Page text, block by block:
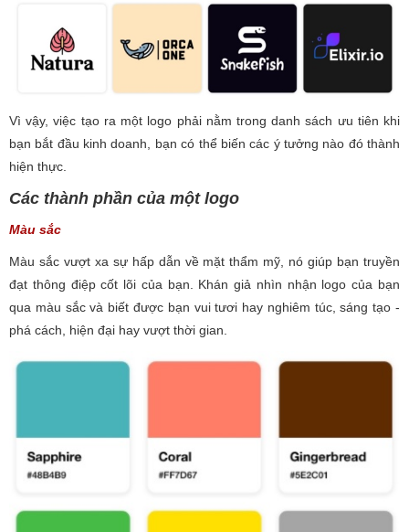
Vì vậy, việc tạo ra một logo phải nằm trong danh sách ưu tiên khi
bạn bắt đầu kinh doanh, bạn có thể biến các ý tưởng nào đó thành
hiện thực.
Các thành phần của một logo
Màu sắc
Màu sắc vượt xa sự hấp dẫn về mặt thẩm mỹ, nó giúp bạn truyền
đạt thông điệp cốt lõi của bạn. Khán giả nhìn nhận logo của bạn
qua màu sắc và biết được bạn vui tươi hay nghiêm túc, sáng tạo -
phá cách, hiện đại hay vượt thời gian.